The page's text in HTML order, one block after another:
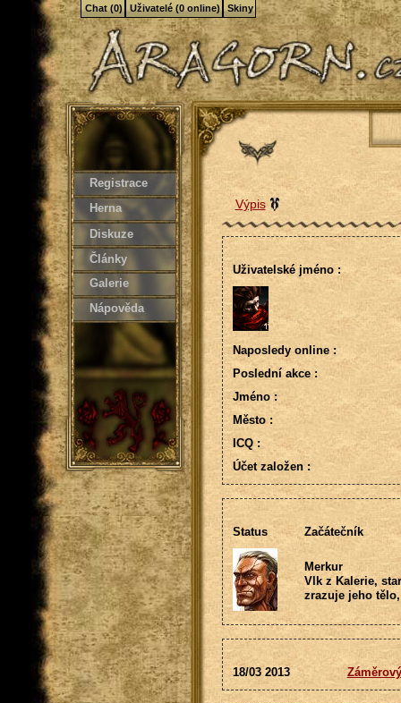
Registrace
Herna
Diskuze
Články
Galerie
Nápověda
Výpis
Uživatelské jméno :
Naposledy online :
Poslední akce :
Jméno :
Město :
ICQ :
Účet založen :
Status Začátečník
Merkur
Vlk z Kalerie,
zrazuje jeho
18/03 2013
Chat (0) Uživatelé (0 online) Skiny